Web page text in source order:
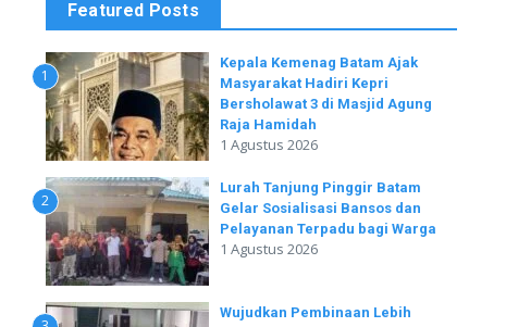
Featured Posts
1
Kepala Kemenag Batam Ajak
Masyarakat Hadiri Kepri
Bersholawat 3 di Masjid Agung
Raja Hamidah
1 Agustus 2026
2
Lurah Tanjung Pinggir Batam
Gelar Sosialisasi Bansos dan
Pelayanan Terpadu bagi Warga
1 Agustus 2026
Wujudkan Pembinaan Lebih